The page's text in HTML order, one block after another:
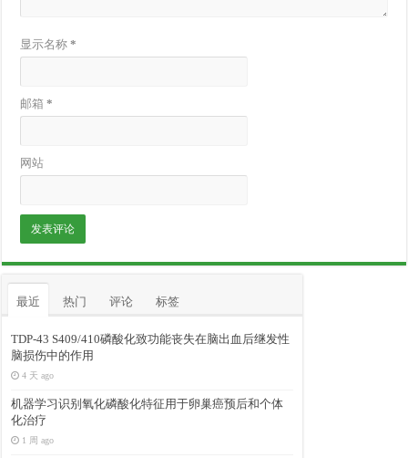
显示名称*
邮箱*
网站
最近 热门 评论 标签
TDP-43 S409/410磷酸化致功能丧失在脑出血后继发性
脑损伤中的作用
4 天 ago
机器学习识别氧化磷酸化特征用于卵巢癌预后和个体
化治疗
1 周 ago